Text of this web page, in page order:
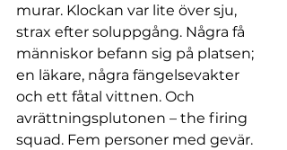
murar. Klockan var lite över sju,
strax efter soluppgång. Några få
människor befann sig på platsen;
en läkare, några fängelsevakter
och ett fåtal vittnen. Och
avrättningsplutonen – the firing
squad. Fem personer med gevär.